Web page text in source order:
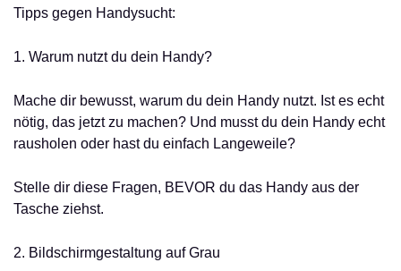
Tipps gegen Handysucht:
1. Warum nutzt du dein Handy?
Mache dir bewusst, warum du dein Handy nutzt. Ist es echt
nötig, das jetzt zu machen? Und musst du dein Handy echt
rausholen oder hast du einfach Langeweile?
Stelle dir diese Fragen, BEVOR du das Handy aus der
Tasche ziehst.
2. Bildschirmgestaltung auf Grau